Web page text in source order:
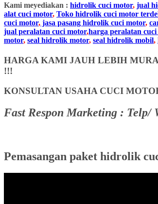
Kami meyediakan : hidrolik cuci motor, jual
alat cuci motor, Toko hidrolik cuci motor
cuci motor, jasa pasang hidrolik cuci motor,
jual peralatan cuci motor,harga peralatan
motor, seal hidrolik motor, seal hidrolik mobil,
HARGA KAMI JAUH LEBIH
!!!
KONSULTAN USAHA CUCI
Fast Respon Marketing : Telp/
Pemasangan paket hidrolik